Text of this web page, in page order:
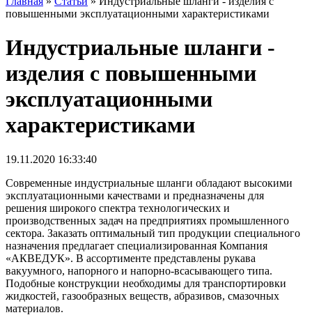
повышенными эксплуатационными характеристиками
Индустриальные шланги -
изделия с повышенными
эксплуатационными
характеристиками
19.11.2020 16:33:40
Современные индустриальные шланги обладают высокими
эксплуатационными качествами и предназначены для
решения широкого спектра технологических и
производственных задач на предприятиях промышленного
сектора. Заказать оптимальный тип продукции специального
назначения предлагает специализированная Компания
«АКВЕДУК». В ассортименте представлены рукава
вакуумного, напорного и напорно-всасывающего типа.
Подобные конструкции необходимы для транспортировки
жидкостей, газообразных веществ, абразивов, смазочных
материалов.